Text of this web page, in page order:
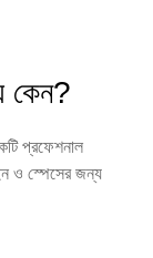
কেন?
প্রফেশনাল
ও স্পেসের জন্য